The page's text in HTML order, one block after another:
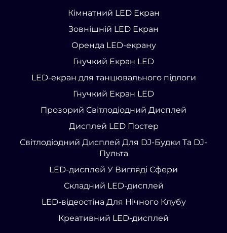
Кімнатний LED Екран
Зовнішній LED Екран
Оренда LED-екрану
Гнучкий Екран LED
LED-екран для танцювального підлоги
Гнучкий Екран LED
Прозорий Світлодіодний Дисплей
Дисплей LED Постер
Світлодіодний Дисплей Для DJ-Будки Та DJ-
Пульта
LED-дисплей У Вигляді Сфери
Складний LED-дисплей
LED-відеостіна Для Нічного Клубу
Креативний LED-дисплей